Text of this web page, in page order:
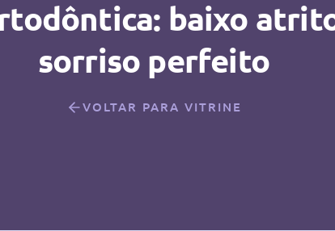
baixo
sorriso perfeito
VOLTAR PARA VITRINE